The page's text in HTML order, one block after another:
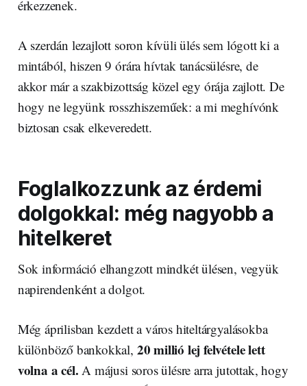
érkezzenek.
A szerdán lezajlott soron kívüli ülés sem lógott ki a
mintából, hiszen 9 órára hívtak tanácsülésre, de
akkor már a szakbizottság közel egy órája zajlott. De
hogy ne legyünk rosszhiszeműek: a mi meghívónk
biztosan csak elkeveredett.
Foglalkozzunk az érdemi
dolgokkal: még nagyobb a
hitelkeret
Sok információ elhangzott mindkét ülésen, vegyük
napirendenként a dolgot.
Még áprilisban kezdett a város hiteltárgyalásokba
különböző bankokkal, 20 millió lej felvétele lett
volna a cél. A májusi soros ülésre arra jutottak, hogy